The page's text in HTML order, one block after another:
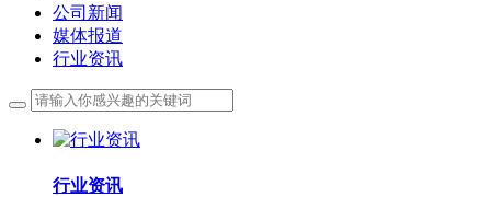
公司新闻
媒体报道
行业资讯
行业资讯